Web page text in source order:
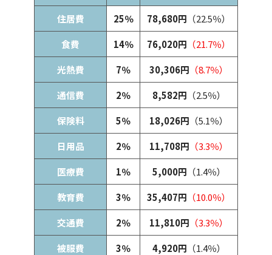
住居費 25％ 78,680円 （22.5％）
食費
14％ 76,020円 （21.7％）
光熱費
7％ 30,306円 （8.7％）
通信費
2％ 8,582円 （2.5％）
保険料
5％ 18,026円 （5.1％）
日用品
2％ 11,708円 （3.3％）
医療費
1％ 5,000円 （1.4％）
教育費
3％ 35,407円 （10.0％）
交通費
2％ 11,810円 （3.3％）
被服費
3％ 4,920円 （1.4％）